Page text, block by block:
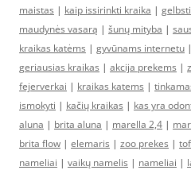
maistas | kaip issirinkti kraika |
maudynės vasarą | šunų mityba |
kraikas katėms | gyvūnams internetu |
geriausias kraikas | akcija prekems |
fejerverkai | kraikas katems |
ismokyti | kačių kraikas | kas yra
aluna | brita aluna | marella 2,4 |
brita flow | elemaris | zoo prekes |
nameliai | vaikų namelis | nameliai |